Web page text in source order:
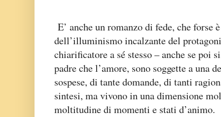
E’ anche un romanzo di fede, che forse
dell’illuminismo incalzante del
chiarificatore a sé stesso – anche se poi
padre che l’amore, sono soggette a una
sospese, di tante domande, di tanti
sintesi, ma vivono in una dimensione
moltitudine di momenti e stati d’animo.